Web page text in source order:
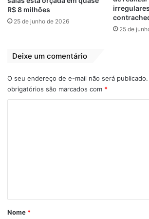
R$ 8 milhões
25 de junho de 2026
25 de
Deixe um comentário
O seu endereço de e-mail não será publicado.
obrigatórios são marcados com *
rNome *